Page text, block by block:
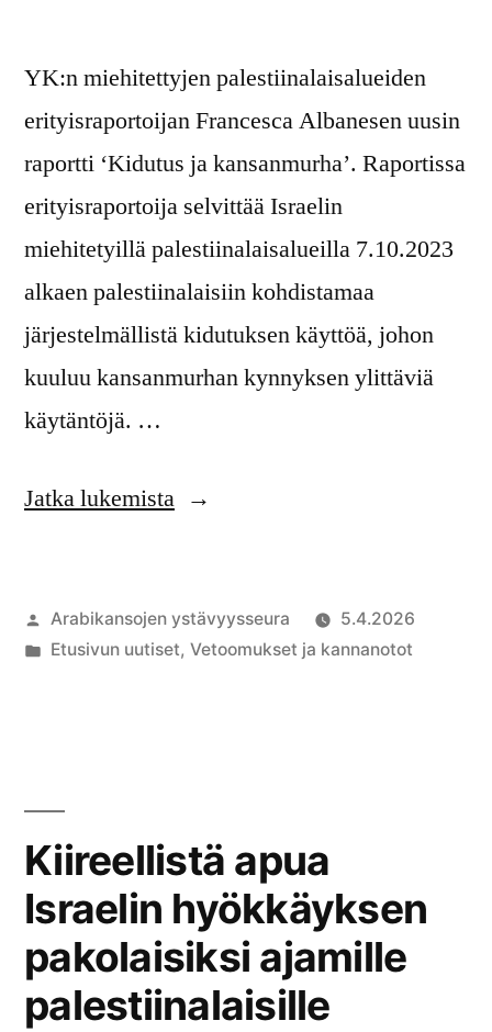
YK:n miehitettyjen palestiinalaisalueiden
erityisraportoijan Francesca Albanesen uusin
raportti ‘Kidutus ja kansanmurha’. Raportissa
erityisraportoija selvittää Israelin
miehitetyillä palestiinalaisalueilla 7.10.2023
alkaen palestiinalaisiin kohdistamaa
järjestelmällistä kidutuksen käyttöä, johon
kuuluu kansanmurhan kynnyksen ylittäviä
käytäntöjä. …
Jatka lukemista”Kidutus
Artikkelin
julkaisija
Arabikansojen ystävyysseura
5.4.2026
Julkaistu
Etusivun uutiset, Vetoomukset ja kannanotot
Kiireellistä apua
Israelin hyökkäyksen
pakolaisiksi ajamille
palestiinalaisille